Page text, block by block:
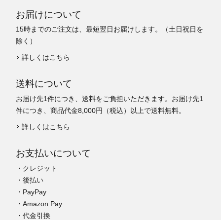
お届けについて
15時までのご注文は、最短翌日お届けします。（土日祝日を
除く）
詳しくはこちら
送料について
お届け先1件につき、送料をご負担いただきます。お届け先1
件につき、商品代金8,000円（税込）以上で送料無料。
詳しくはこちら
お支払いについて
・クレジット
・後払い
・PayPay
・Amazon Pay
・代金引換